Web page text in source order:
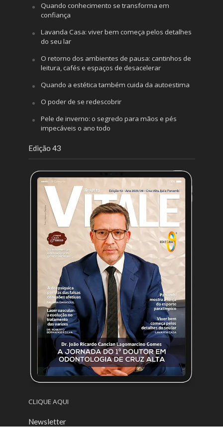
Quando conhecimento se transforma em
confiança
Lavanda Casa: viver bem começa pelos detalhes
do seu lar
O retorno dos ambientes de pausa: cantinhos de
leitura, cafés e espaços de desacelerar
Quando a estética também cuida da autoestima
O poder de se redescobrir
Pele de inverno: o segredo para mãos e pés
impecáveis o ano todo
Edição 43
CLIQUE AQUI
Newsletter